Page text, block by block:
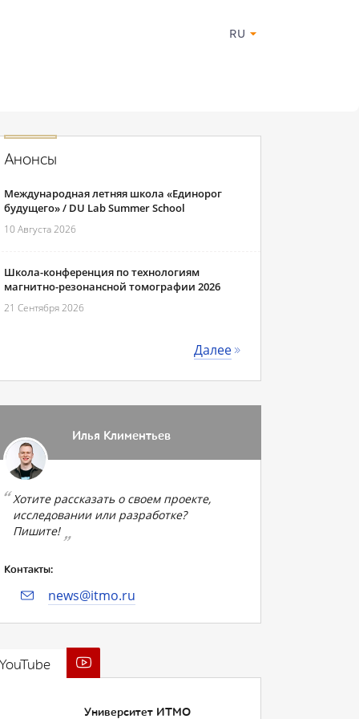
RU
Анонсы
Международная летняя школа «Единорог
будущего» / DU Lab Summer School
10 Августа 2026
Школа-конференция по технологиям
магнитно-резонансной томографии 2026
21 Сентября 2026
Далее
Илья Климентьев
Хотите рассказать о своем проекте,
исследовании или разработке?
Пишите!
Контакты:
news@itmo.ru
Университет ИТМО